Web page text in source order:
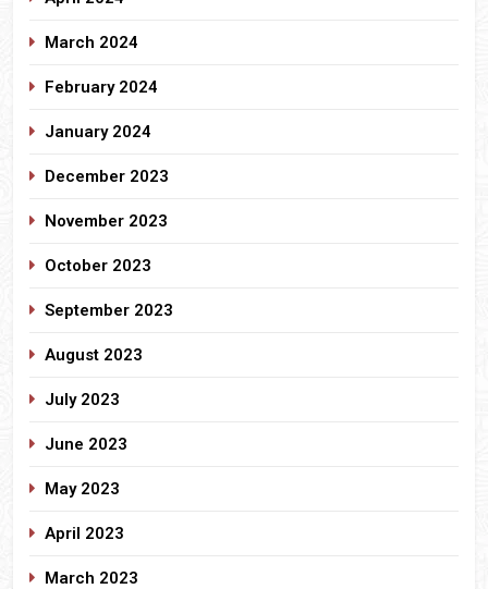
March 2024
February 2024
January 2024
December 2023
November 2023
October 2023
September 2023
August 2023
July 2023
June 2023
May 2023
April 2023
March 2023